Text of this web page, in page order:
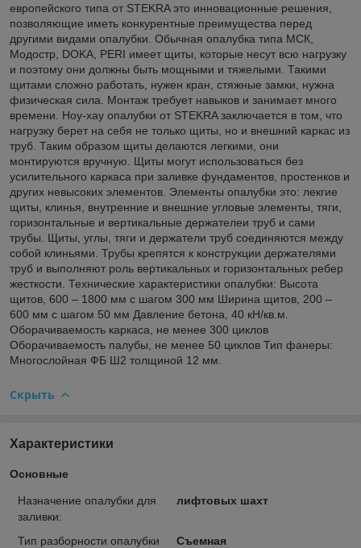
европейского типа от STEKRA это инновационные решения,
позволяющие иметь конкурентные преимущества перед
другими видами опалубки. Обычная опалубка типа МСК,
Модостр, DOKA, PERI имеет щиты, которые несут всю нагрузку
и поэтому они должны быть мощными и тяжелыми. Такими
щитами сложно работать, нужен кран, стяжные замки, нужна
физическая сила. Монтаж требует навыков и занимает много
времени. Ноу-хау опалубки от STEKRA заключается в том, что
нагрузку берет на себя не только щиты, но и внешний каркас из
труб. Таким образом щиты делаются легкими, они
монтируются вручную. Щиты могут использоваться без
усилительного каркаса при заливке фундаментов, простенков и
других невысоких элементов. Элементы опалубки это: лекгие
щиты, клинья, внутренние и внешние угловые элементы, тяги,
горизонтальные и вертикальные держателеи труб и сами
трубы. Щиты, углы, тяги и держатели труб соединяются между
собой клиньями. Трубы крепятся к конструкции держателями
труб и выполняют роль вертикальных и горизонтальных ребер
жесткости. Технические характеристики опалубки: Высота
щитов, 600 – 1800 мм с шагом 300 мм Ширина щитов, 200 –
600 мм с шагом 50 мм Давление бетона, 40 кН/кв.м.
Оборачиваемость каркаса, не менее 300 циклов
Оборачиваемость палубы, не менее 50 циклов Тип фанеры:
Многослойная ФБ Ш2 толщиной 12 мм.
Скрыть
Характеристики
Основные
Назначение опалубки для
заливки:
лифтовых шахт
Тип разборности опалубки Съемная